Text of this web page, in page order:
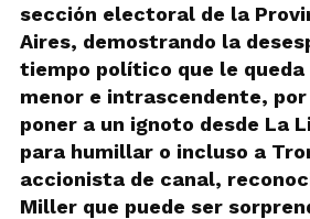
sección electoral de la
Aires, demostrando la
tiempo político que le queda
menor e intrascendente,
poner a un ignoto desde La
para humillar o incluso a
accionista de canal,
Miller que puede ser